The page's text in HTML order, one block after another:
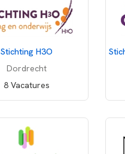
Stichting H3O
Dordrecht
8 Vacatures